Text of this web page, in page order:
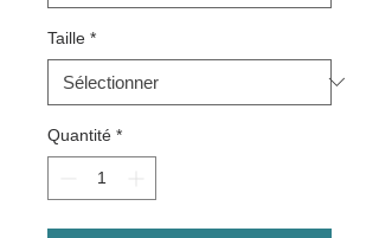
Taille *
Quantité *